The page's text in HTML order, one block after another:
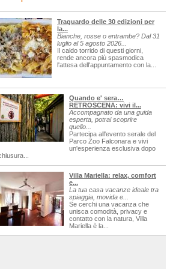
Traguardo delle 30 edizioni per
la...
Bianche, rosse o entrambe? Dal 31
luglio al 5 agosto 2026...
Il caldo torrido di questi giorni,
rende ancora più spasmodica
l'attesa dell'appuntamento con la...
Quando e' sera…
RETROSCENA: vivi il...
Accompagnato da una guida
esperta, potrai scoprire
quello...
Partecipa all'evento serale del
Parco Zoo Falconara e vivi
un'esperienza esclusiva dopo
Villa Mariella: relax, comfort
e...
La tua casa vacanze ideale tra
spiaggia, movida e...
Se cerchi una vacanza che
unisca comodità, privacy e
contatto con la natura, Villa
Mariella è la...